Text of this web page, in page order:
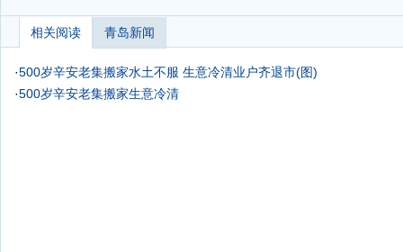
相关阅读 青岛新闻
·500岁辛安老集搬家水土不服 生意冷清业户齐退市(图)
·500岁辛安老集搬家生意冷清